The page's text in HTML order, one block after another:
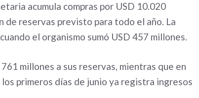
acumula compras por USD 10.020
de reservas previsto para todo el año. La
el organismo sumó USD 457 millones.
millones a sus reservas, mientras que en
los primeros días de junio ya registra ingresos